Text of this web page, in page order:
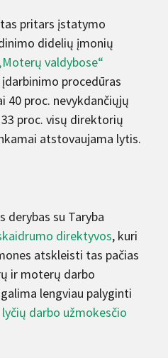
pritars įstatymo
didelių įmonių
valdybose“
procedūras
40 proc. nevykdančiųjų
proc. visų direktorių
atstovaujama lytis.
derybas su Taryba
direktyvos, kuri
atskleisti tas pačias
ir moterų darbo
lengviau palyginti
lyčių darbo užmokesčio